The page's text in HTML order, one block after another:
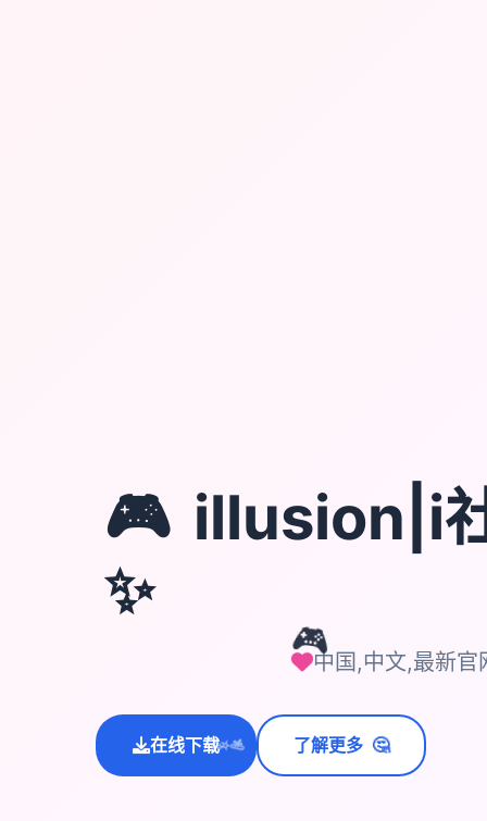
🎮
🎮 illusion|i
✨
中国,中文,最新官
在线下载
✨⭐💫 了解更多 🤔